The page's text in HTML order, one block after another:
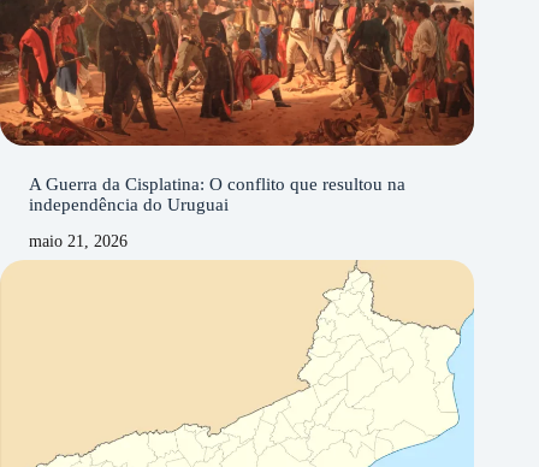
A Guerra da Cisplatina: O conflito que resultou na
independência do Uruguai
maio 21, 2026